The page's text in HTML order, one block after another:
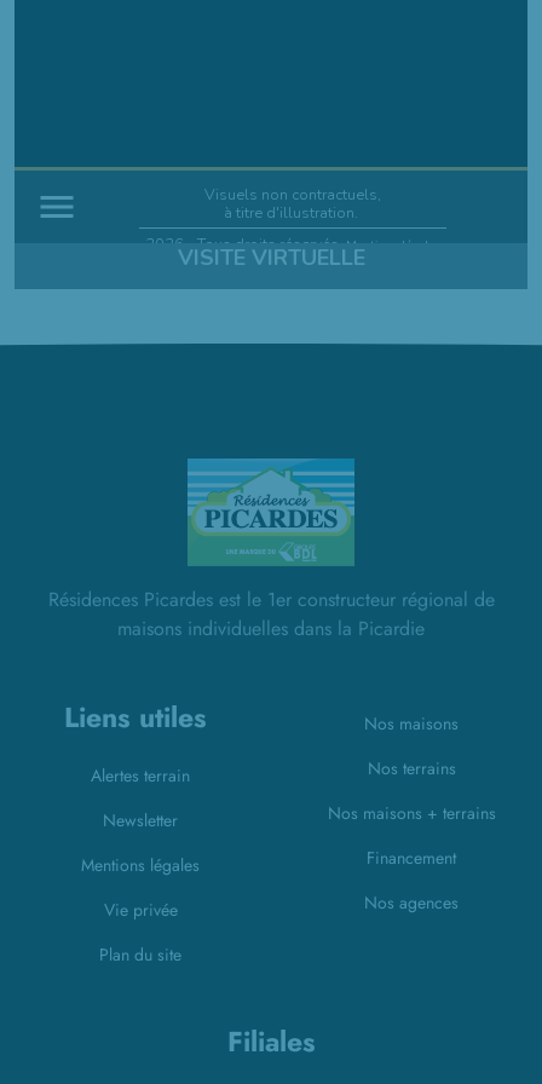
Résidences Picardes est le 1er constructeur régional de
maisons individuelles dans la Picardie
Liens utiles
Alertes terrain
Newsletter
Mentions légales
Vie privée
Plan du site
Filiales
Nos maisons
Nos terrains
Nos maisons + terrains
Financement
Nos agences